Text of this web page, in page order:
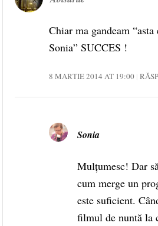
Chiar ma gandeam
Sonia” SUCCES !
8 MARTIE 2014 AT 19:00
Sonia
Mulțumesc! Dar
cum merge un
este suficient.
filmul de nuntă la